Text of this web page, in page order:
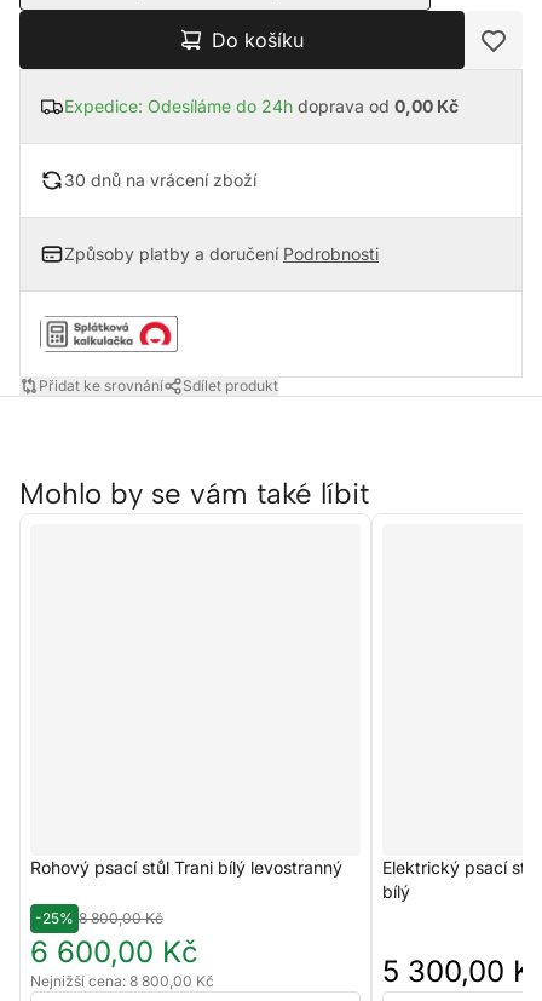
Do košíku
Expedice: Odesíláme do 24h doprava od 0,00 Kč
30 dnů na vrácení zboží
Způsoby platby a doručení Podrobnosti
Přidat ke srovnání Sdílet produkt
Mohlo by se vám také líbit
Rohový psací stůl Trani bílý levostranný
-25% 8 800,00 Kč
6 600,00 Kč
Nejnižší cena: 8 800,00 Kč
Elektrický psací
bílý
5 300,00